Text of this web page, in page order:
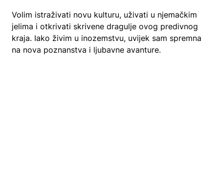
Volim istraživati novu kulturu, uživati u njemačkim
jelima i otkrivati skrivene dragulje ovog predivnog
kraja. Iako živim u inozemstvu, uvijek sam spremna
na nova poznanstva i ljubavne avanture.